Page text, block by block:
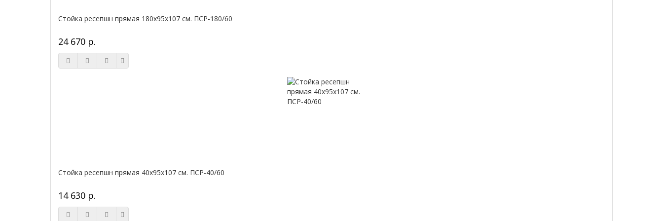
Стойка ресепшн прямая 180х95х107 см. ПСР-180/60
24 670 р.
Стойка ресепшн прямая 40х95х107 см. ПСР-40/60
14 630 р.